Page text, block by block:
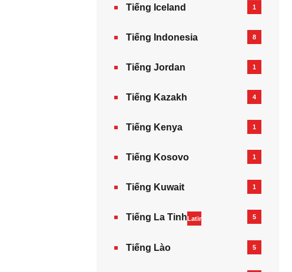
Tiếng Iceland 1
Tiếng Indonesia 8
Tiếng Jordan 1
Tiếng Kazakh‎ 4
Tiếng Kenya 1
Tiếng Kosovo 1
Tiếng Kuwait 1
Tiếng La TinhLatin 5
Tiếng Lào 5